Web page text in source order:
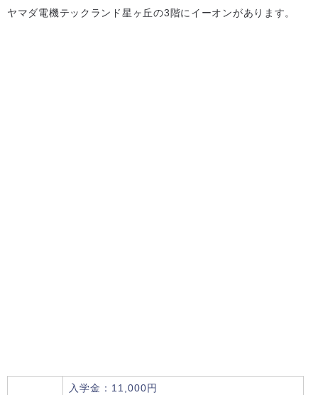
ヤマダ電機テックランド星ヶ丘の3階にイーオンがあります。
入学金：11,000円